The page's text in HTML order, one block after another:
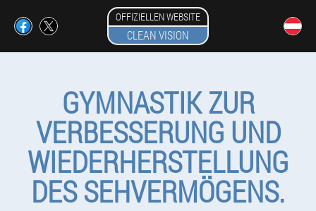
OFFIZIELLEN WEBSITE
CLEAN VISION
GYMNASTIK ZUR
VERBESSERUNG UND
WIEDERHERSTELLUNG
DES SEHVERMÖGENS.